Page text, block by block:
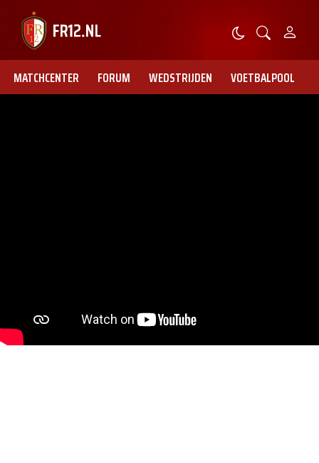
MATCHCENTER FORUM WEDSTRIJDEN VOETBALPOOL